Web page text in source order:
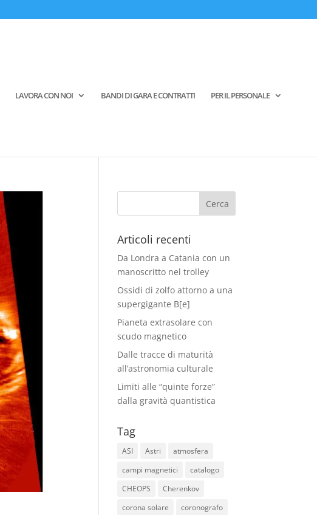
LAVORA CON NOI BANDI DI GARA E CONTRATTI PER IL PERSONALE
Articoli recenti
Da Londra a Catania con un
manoscritto nel trolley
Ossidi di zolfo attorno a una
supergigante B[e]
Pianeta extrasolare con
scudo magnetico
Dalle tracce di maturità
all’astronomia culturale
Limiti alle “quinte forze”
dalla gravità quantistica
Tag
ASI Astri
atmosfera
campi magnetici
catalogo
CHEOPS
Cherenkov
corona solare
coronografo